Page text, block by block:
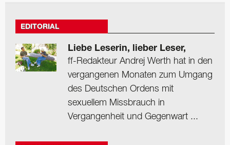
EDITORIAL
Liebe Leserin, lieber Leser,
ff-Redakteur Andrej Werth hat in den
vergangenen Monaten zum Umgang
des Deutschen Ordens mit
sexuellem Missbrauch in
Vergangenheit und Gegenwart ...